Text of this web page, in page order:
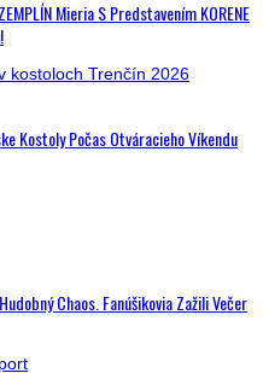
Mieria S Predstavením KORENE
Kostoly Počas Otváracieho Víkendu
Chaos. Fanúšikovia Zažili Večer